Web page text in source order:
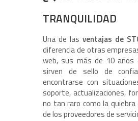
TRANQUILIDAD
Una de las ventajas de
diferencia de otras
web, sus más de 10 años
sirven de sello de
encontrarse con
soporte, actualizaciones,
no tan raro como la quiebra
de los proveedores de